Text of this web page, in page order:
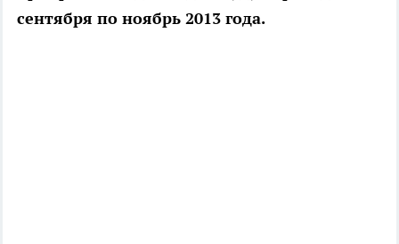
сентября по ноябрь 2013 года.